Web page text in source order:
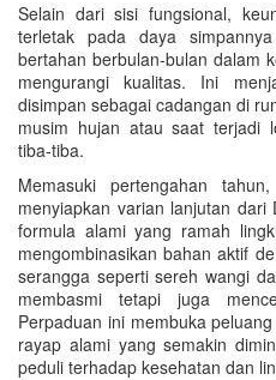
Selain dari sisi fungsional,
terletak pada daya
bertahan berbulan-bulan dalam
mengurangi kualitas. Ini
disimpan sebagai cadangan di
musim hujan atau saat terjadi
tiba-tiba.
Memasuki pertengahan
menyiapkan varian lanjutan
formula alami yang ramah
mengombinasikan bahan aktif
serangga seperti sereh wangi
membasmi tetapi juga
Perpaduan ini membuka
rayap alami yang semakin
peduli terhadap kesehatan dan